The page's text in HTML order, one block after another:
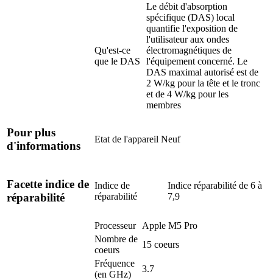
Qu'est-ce
que le DAS
Le débit d'absorption
spécifique (DAS) local
quantifie l'exposition de
l'utilisateur aux ondes
électromagnétiques de
l'équipement concerné. Le
DAS maximal autorisé est de
2 W/kg pour la tête et le tronc
et de 4 W/kg pour les
membres
Pour plus
d'informations
Etat de l'appareil Neuf
Facette indice de
réparabilité
Indice de
réparabilité
Indice réparabilité de 6 à
7,9
Processeur
Apple M5 Pro
Nombre de
coeurs
15 coeurs
Fréquence
(en GHz)
3.7